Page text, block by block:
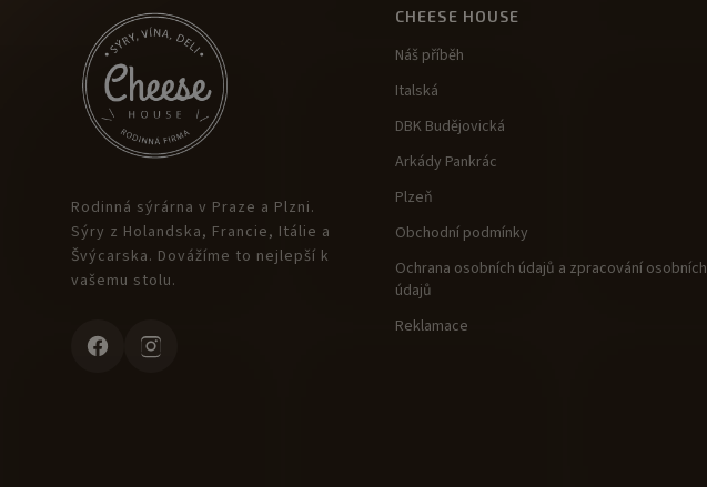
Rodinná sýrárna v Praze a Plzni.
Sýry z Holandska, Francie, Itálie a
Švýcarska. Dovážíme to nejlepší k
vašemu stolu.
CHEESE HOUSE
Náš příběh
Italská
DBK Budějovická
Arkády Pankrác
Plzeň
Obchodní podmínky
Ochrana osobních údajů a zpracování osobních
údajů
Reklamace